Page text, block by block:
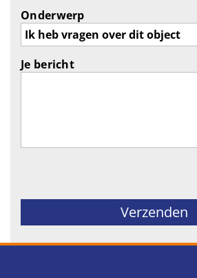
Onderwerp
Je bericht